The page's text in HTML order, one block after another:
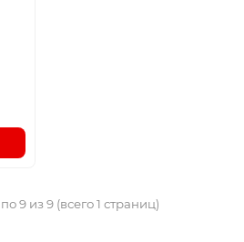
9 из 9 (всего 1 страниц)